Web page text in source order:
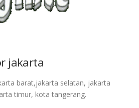
jakarta
barat,jakarta selatan, jakarta
timur, kota tangerang.